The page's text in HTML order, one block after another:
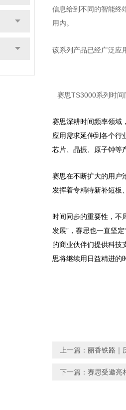
信息给到不同的智能终
用内。
该系列产品已经广泛应
赛思TS3000系列时
赛思深耕时间频率领域
应用需求延伸到各个行
芯片、晶振、原子钟等
赛思在不断扩大的用户
发挥着专精特新补短板
时间同步的重要性，不
发展”，赛思也一直坚
的商业伙伴们提供科技
思将继续用日益精进的
上一篇： 丽香铁路｜
下一篇： 赛思受邀亮